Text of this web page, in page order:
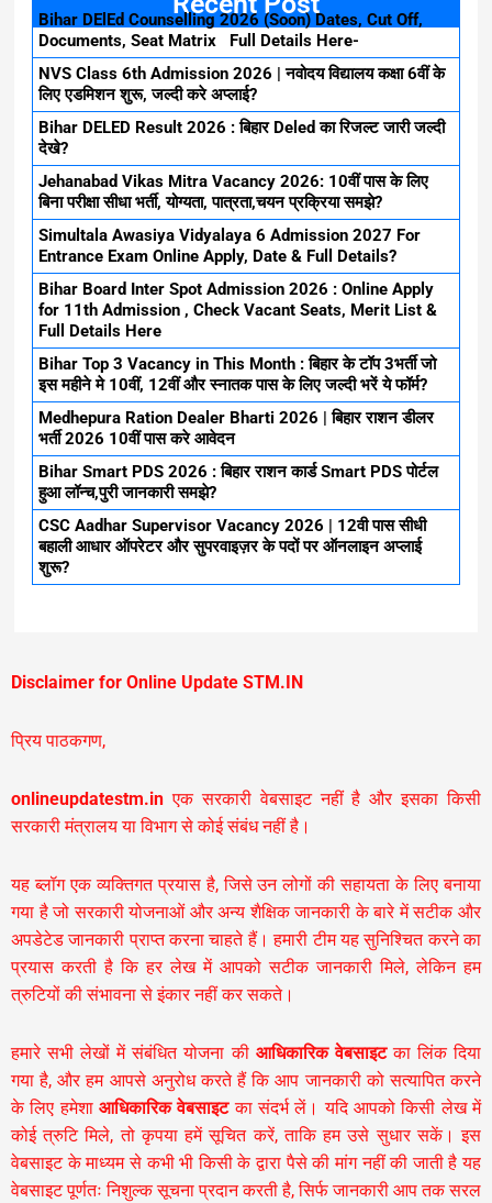
Bihar DElEd Counselling 2026 (Soon) Dates, Cut Off,
Documents, Seat Matrix Full Details Here-
NVS Class 6th Admission 2026 | नवोदय विद्यालय कक्षा 6वीं के
लिए एडमिशन शुरू, जल्दी करे अप्लाई?
Bihar DELED Result 2026 : बिहार Deled का रिजल्ट जारी जल्दी
देखे?
Jehanabad Vikas Mitra Vacancy 2026: 10वीं पास के लिए
बिना परीक्षा सीधा भर्ती, योग्यता, पात्रता,चयन प्रक्रिया समझे?
Simultala Awasiya Vidyalaya 6 Admission 2027 For
Entrance Exam Online Apply, Date & Full Details?
Bihar Board Inter Spot Admission 2026 : Online Apply
for 11th Admission , Check Vacant Seats, Merit List &
Full Details Here
Bihar Top 3 Vacancy in This Month : बिहार के टॉप 3भर्ती जो
इस महीने मे 10वीं, 12वीं और स्नातक पास के लिए जल्दी भरें ये फॉर्म?
Medhepura Ration Dealer Bharti 2026 | बिहार राशन डीलर
भर्ती 2026 10वीं पास करे आवेदन
Bihar Smart PDS 2026 : बिहार राशन कार्ड Smart PDS पोर्टल
हुआ लॉन्च,पुरी जानकारी समझे?
CSC Aadhar Supervisor Vacancy 2026 | 12वी पास सीधी
बहाली आधार ऑपरेटर और सुपरवाइज़र के पदों पर ऑनलाइन अप्लाई
शुरू?
Disclaimer for Online Update STM.IN
प्रिय पाठकगण,
onlineupdatestm.in एक सरकारी वेबसाइट नहीं है और इसका किसी
सरकारी मंत्रालय या विभाग से कोई संबंध नहीं है।
यह ब्लॉग एक व्यक्तिगत प्रयास है, जिसे उन लोगों की सहायता के लिए बनाया
गया है जो सरकारी योजनाओं और अन्य शैक्षिक जानकारी के बारे में सटीक और
अपडेटेड जानकारी प्राप्त करना चाहते हैं। हमारी टीम यह सुनिश्चित करने का
प्रयास करती है कि हर लेख में आपको सटीक जानकारी मिले, लेकिन हम
त्रुटियों की संभावना से इंकार नहीं कर सकते।
हमारे सभी लेखों में संबंधित योजना की आधिकारिक वेबसाइटका लिंक दिया
गया है, और हम आपसे अनुरोध करते हैं कि आप जानकारी को सत्यापित करने
के लिए हमेशा आधिकारिक वेबसाइटका संदर्भ लें। यदि आपको किसी लेख में
कोई त्रुटि मिले, तो कृपया हमें सूचित करें, ताकि हम उसे सुधार सकें। इस
वेबसाइट के माध्यम से कभी भी किसी के द्वारा पैसे की मांग नहीं की जाती है यह
वेबसाइट पूर्णतः निशुल्क सूचना प्रदान करती है,सिर्फ जानकारी आप तक सरल